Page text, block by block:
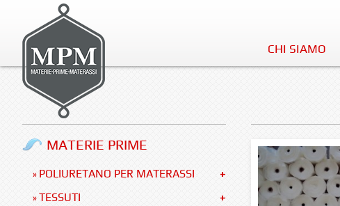
CHI SIAMO
MATERIE PRIME
» POLIURETANO PER MATERASSI
»TESSUTI